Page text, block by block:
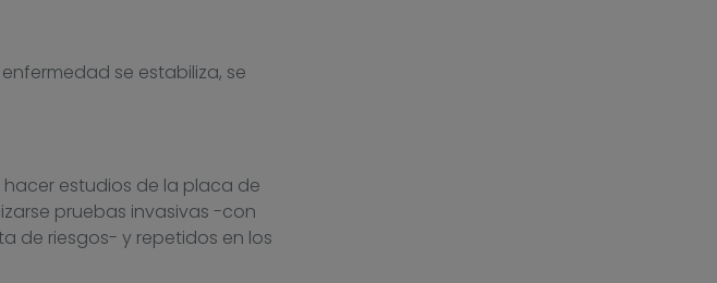
se estabiliza, se
estudios de la placa de
pruebas invasivas -con
de riesgos- y repetidos en los